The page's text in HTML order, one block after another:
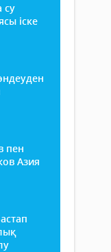
су
іске
пен
Азия